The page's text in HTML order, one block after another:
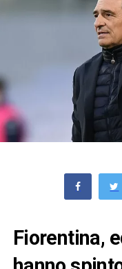
Fiorentina,